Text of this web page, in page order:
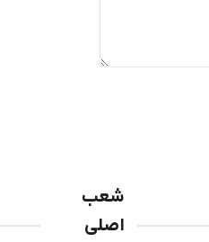
شعب
اصلی